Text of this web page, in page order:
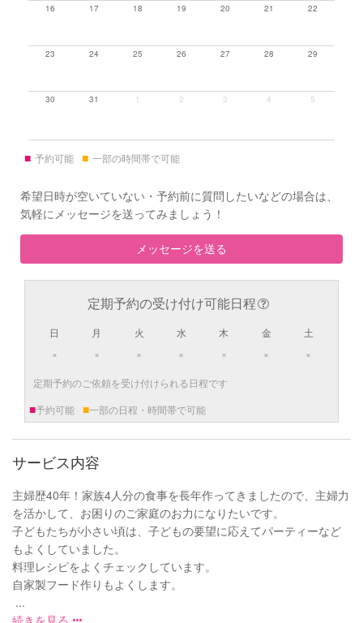
16 17 18 19 20 21 22
23 24 25 26 27 28 29
30 31 1 2 3 4 5
■ 予約可能 ■ 一部の時間帯で可能
希望日時が空いていない・予約前に質問したいなどの場合は、
気軽にメッセージを送ってみましょう！
メッセージを送る
定期予約の受け付け可能日程
日
×
月
×
火
×
水
×
木
×
金
×
土
×
定期予約のご依頼を受け付けられる日程です
■予約可能 ■一部の日程・時間帯で可能
サービス内容
主婦歴40年！家族4人分の食事を長年作ってきましたので、主婦力
を活かして、お困りのご家庭のお力になりたいです。
子どもたちが小さい頃は、子どもの要望に応えてパーティーなど
もよくしていました。
料理レシピをよくチェックしています。
自家製フード作りもよくします。
...
続きを見る